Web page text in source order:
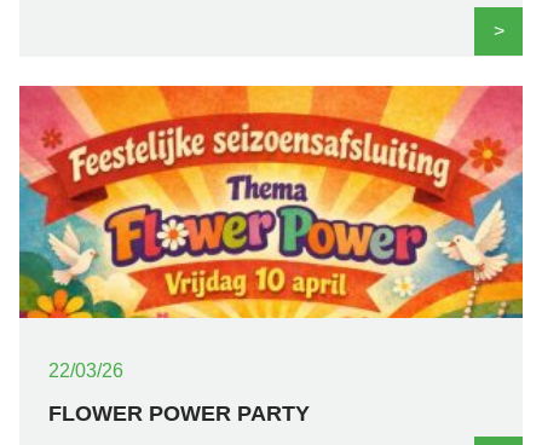
>
22/03/26
FLOWER POWER PARTY